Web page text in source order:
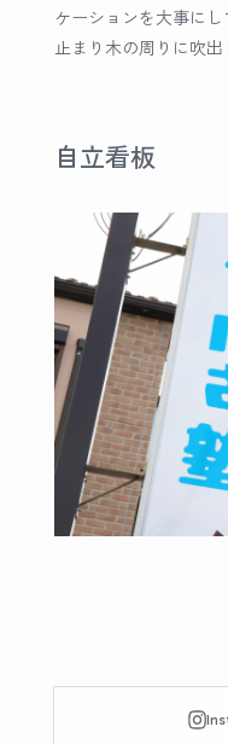
ケーションを大事に
止まり木の周りに吹出
自立看板